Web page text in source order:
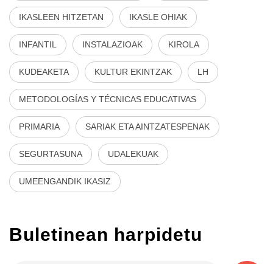
IKASLEEN HITZETAN IKASLE OHIAK
INFANTIL INSTALAZIOAK KIROLA
KUDEAKETA KULTUR EKINTZAK LH
METODOLOGÍAS Y TÉCNICAS EDUCATIVAS
PRIMARIA SARIAK ETA AINTZATESPENAK
SEGURTASUNA UDALEKUAK
UMEENGANDIK IKASIZ
Buletinean harpidetu